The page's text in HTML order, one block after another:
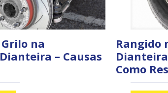
na
– Causas
Rangido
Dianteira
Como